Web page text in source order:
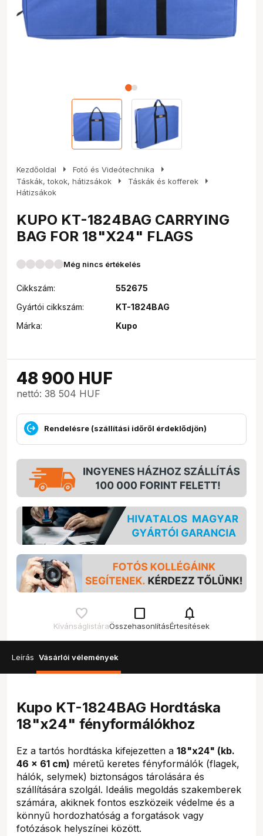
Kezdőoldal arrow_right Fotó és Videótechnika arrow_right
Táskák, tokok, hátizsákok arrow_right Táskák és kofferek arrow_right
Hátizsákok
KUPO KT-1824BAG CARRYING
BAG FOR 18"X24" FLAGS
Még nincs értékelés
Cikkszám:
552675
Gyártói cikkszám:
KT-1824BAG
Márka:
Kupo
48 900 HUF
nettó: 38 504 HUF
Rendelésre (szállítási időről érdeklődjön)
Kívánságlistára
check_box_outline_blank
Összehasonlítás
notifications
Értesítések
Leírás Vásárlói vélemények
Kupo KT-1824BAG Hordtáska
18"x24" fényformálókhoz
Ez a tartós hordtáska kifejezetten a 18"x24" (kb.
46 x 61 cm) méretű keretes fényformálók (flagek,
hálók, selymek) biztonságos tárolására és
szállítására szolgál. Ideális megoldás szakemberek
számára, akiknek fontos eszközeik védelme és a
könnyű hordozhatóság a forgatások vagy
fotózások helyszínei között.